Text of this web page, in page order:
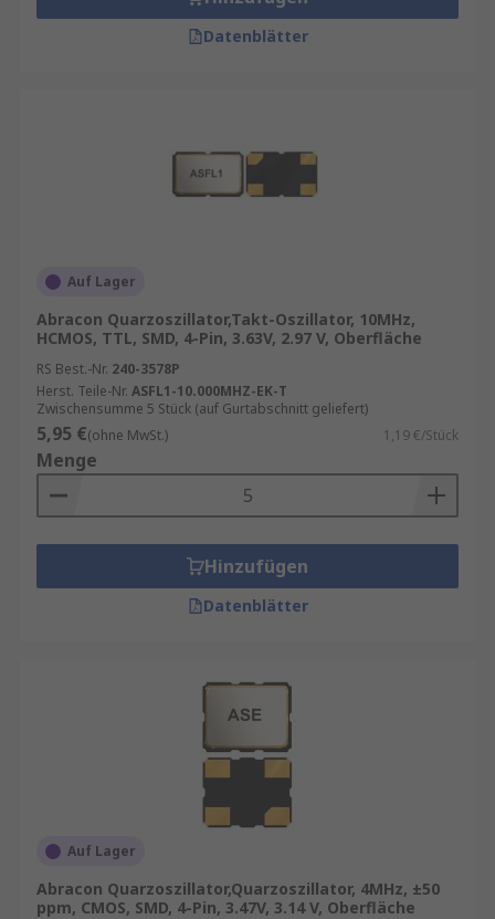
Datenblätter
Auf Lager
Abracon Quarzoszillator,Takt-Oszillator, 10MHz,
HCMOS, TTL, SMD, 4-Pin, 3.63V, 2.97 V, Oberfläche
RS Best.-Nr. 240-3578P
Herst. Teile-Nr. ASFL1-10.000MHZ-EK-T
Zwischensumme 5 Stück (auf Gurtabschnitt geliefert)
5,95 €(ohne MwSt.) 1,19 €/Stück
Menge
Hinzufügen
Datenblätter
Auf Lager
Abracon Quarzoszillator,Quarzoszillator, 4MHz, ±50
ppm, CMOS, SMD, 4-Pin, 3.47V, 3.14 V, Oberfläche